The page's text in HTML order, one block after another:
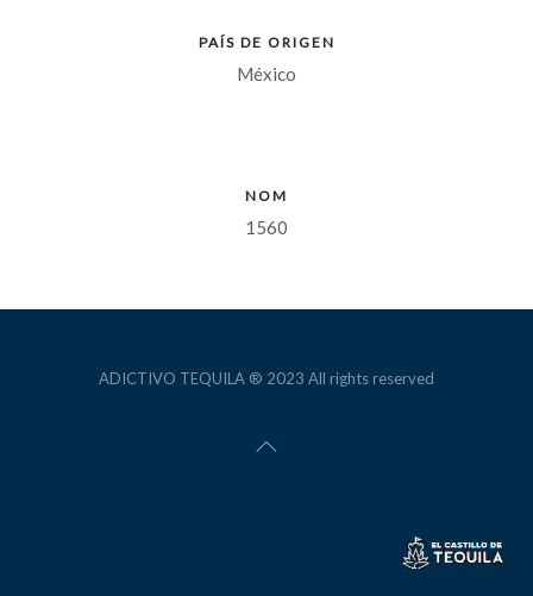
PAÍS DE ORIGEN
México
NOM
1560
ADICTIVO TEQUILA ® 2023 All rights reserved